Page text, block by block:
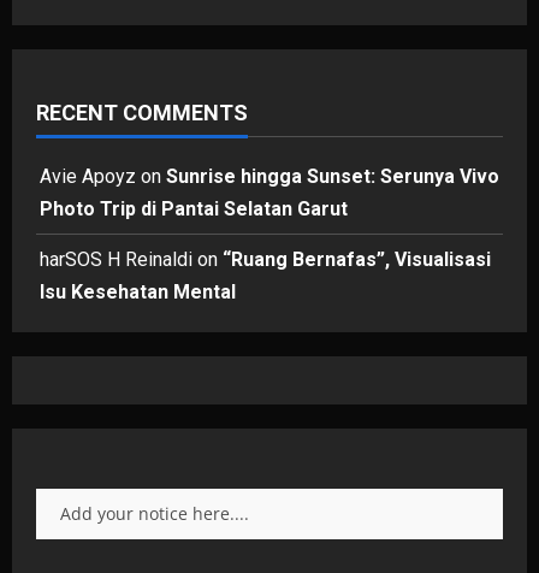
RECENT COMMENTS
Avie Apoyz on Sunrise hingga Sunset: Serunya Vivo
Photo Trip di Pantai Selatan Garut
harSOS H Reinaldi on “Ruang Bernafas”, Visualisasi
Isu Kesehatan Mental
Add your notice here....